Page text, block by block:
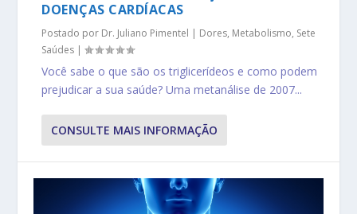
DOENÇAS CARDÍACAS
Postado por Dr. Juliano Pimentel | Dores, Metabolismo, Sete
Saúdes |
Você sabe o que são os triglicerídeos e como podem
prejudicar a sua saúde? Uma metanálise de 2007...
CONSULTE MAIS INFORMAÇÃO